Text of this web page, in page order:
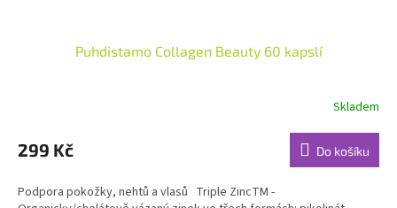
Puhdistamo Collagen Beauty 60 kapslí
produktu
je
z
Skladem
299 Kč Do košíku
Podpora pokožky, nehtů a vlasů Triple ZincTM -